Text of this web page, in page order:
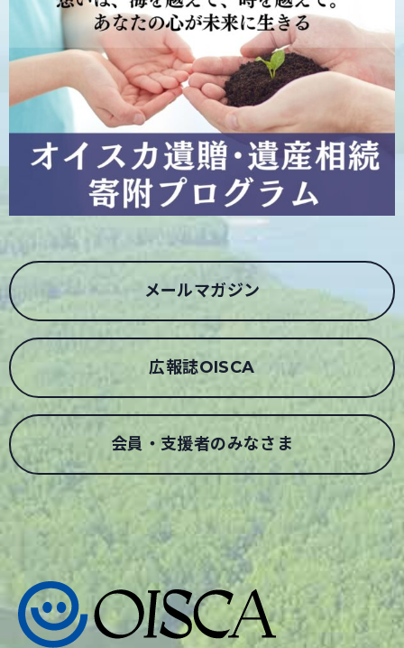
メールマガジン
広報誌OISCA
会員・支援者のみなさま